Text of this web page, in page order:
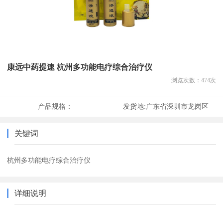
康远中药提速 杭州多功能电疗综合治疗仪
浏览次数： 474次
产品规格： 发货地:广东省深圳市龙岗区
关键词
杭州多功能电疗综合治疗仪
详细说明